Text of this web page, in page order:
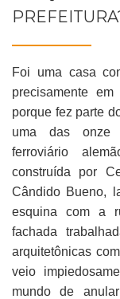
Foi uma casa
precisamente
porque fez parte
uma das onze
ferroviário
construída por
Cândido Bueno,
esquina com a
fachada
arquitetônicas
veio
mundo de